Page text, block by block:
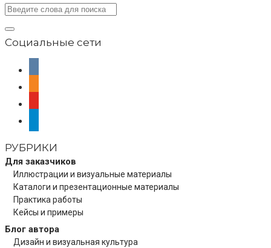
Социальные сети
РУБРИКИ
Для заказчиков
Иллюстрации и визуальные материалы
Каталоги и презентационные материалы
Практика работы
Кейсы и примеры
Блог автора
Дизайн и визуальная культура